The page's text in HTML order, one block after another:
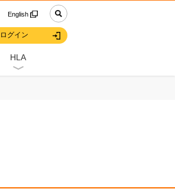
English
ログイン
HLA